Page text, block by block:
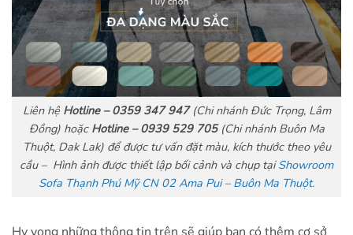
Liên hệ Hotline – 0359 347 947(Chi nhánh Đức Trọng, Lâm
Đồng) hoặc Hotline – 0939 529 705(Chi nhánh Buôn Ma
Thuột, Dak Lak) để được tư vấn đặt màu, kích thước theo yêu
cầu – Hình ảnh được thiết lập bối cảnh và chụp tạiShowroom
Sofa Thạnh Phú Mỹ CN 02 Ama Pui – Buôn Ma Thuột.